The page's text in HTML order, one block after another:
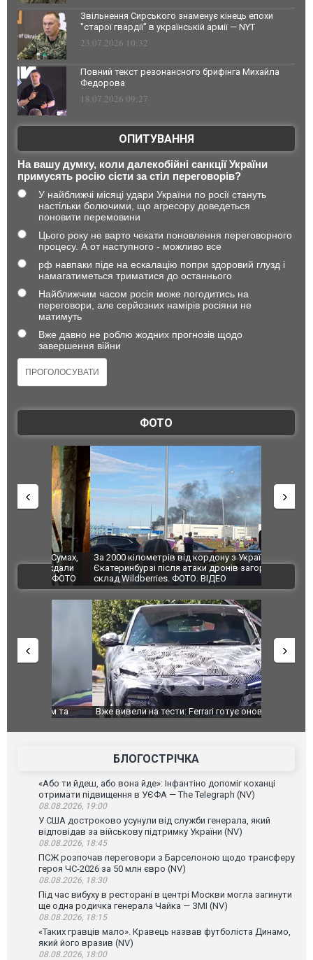
Звільнення Сирського знаменує кінець епохи
"старої гвардії" в українській армії — NYT
23.07.2026 10:32
Повний текст резонансного брифінга Михайла
Федорова
18.07.2026 09:27
ОПИТУВАННЯ
На вашу думку, коли далекобійні санкції України
примусять росію сісти за стіл переговорів?
У найближчі місяці удари України по росії стануть
настільки болючими, що агресору доведеться
поновити перемовини
Цього року не варто чекати поновлення переговорного
процесу. А от наступного - можливо все
рф навпаки піде на ескалацію попри здоровий глузд і
намагатиметься триматися до останнього
Найближчим часом росія може погодитись на
переговори, але серйозних намірів росіяни не
матимуть
Вже давно не роблю жодних прогнозів щодо
завершення війни
ФОТО
За 2000 кілометрів від кордону з Україною: в
Єкатеринбурзі після атаки дронів загорівся
склад Wildberries. ФОТО. ВІДЕО
"Мої
ВІДЕО
Вже вивели на тести: Ferrari готує оновлення
Вийшов
фільму
БЛОГОСТРІЧКА
«Або ти йдеш, або вона йде»: Інфантіно допоміг коханці
отримати підвищення в УЄФА — The Telegraph (NV)
08.08.2026, 19:00
У США достроково усунули від служби генерала, який
відповідав за військову підтримку України (NV)
08.08.2026, 18:45
ПСЖ розпочав переговори з Барселоною щодо трансферу
героя ЧС-2026 за 50 млн євро (NV)
08.08.2026, 18:30
Під час вибуху в ресторані в центрі Москви могла загинути
ще одна родичка генерала Чайка — ЗМІ (NV)
08.08.2026, 18:15
«Таких гравців мало». Кравець назвав футболіста Динамо,
який його вразив (NV)
08.08.2026, 18:00